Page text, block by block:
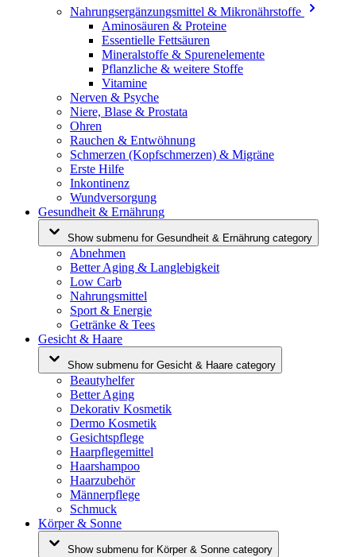
Nahrungsergänzungsmittel & Mikronährstoffe
Aminosäuren & Proteine
Essentielle Fettsäuren
Mineralstoffe & Spurenelemente
Pflanzliche & weitere Stoffe
Vitamine
Nerven & Psyche
Niere, Blase & Prostata
Ohren
Rauchen & Entwöhnung
Schmerzen (Kopfschmerzen) & Migräne
Erste Hilfe
Inkontinenz
Wundversorgung
Gesundheit & Ernährung
Show submenu for Gesundheit & Ernährung category
Abnehmen
Better Aging & Langlebigkeit
Low Carb
Nahrungsmittel
Sport & Energie
Getränke & Tees
Gesicht & Haare
Show submenu for Gesicht & Haare category
Beautyhelfer
Better Aging
Dekorativ Kosmetik
Dermo Kosmetik
Gesichtspflege
Haarpflegemittel
Haarshampoo
Haarzubehör
Männerpflege
Schmuck
Körper & Sonne
Show submenu for Körper & Sonne category